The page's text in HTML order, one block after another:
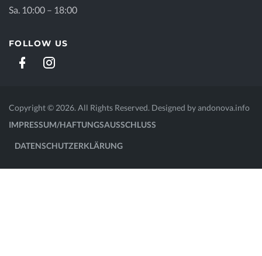
Sa. 10:00 – 18:00
FOLLOW US
Copyright © 2026. All Rights Reserved. Designed byandonova.info
IMPRESSUM/HAFTUNGSAUSSCHLUSS
DATENSCHUTZERKLÄRUNG